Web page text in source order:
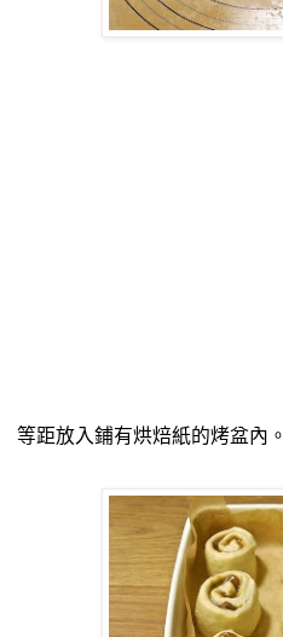
等距放入鋪有烘焙紙的烤盆內。